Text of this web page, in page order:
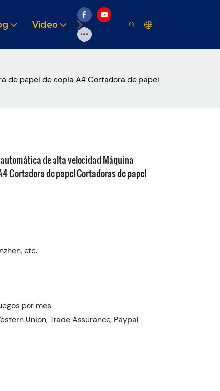
Video Soluciones Recurso
de papel de copia A4 Cortadora de papel
de alta velocidad Máquina
Cortadora de papel Cortadoras de papel
etc.
por mes
Union, Trade Assurance, Paypal